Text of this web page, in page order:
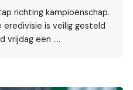
richting kampioenschap.
is veilig gesteld
vrijdag een ….